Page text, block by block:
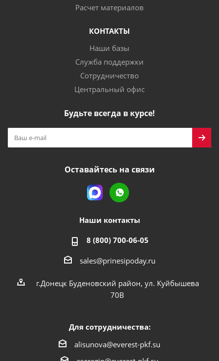
Расчет материалов
КОНТАКТЫ
Наши базы
Служба поддержки
Сотрудничество
Центральный офис
Будьте всегда в курсе!
Оставайтесь на связи
Наши контакты
8 (800) 700-06-05
sales@prinesipoday.ru
г.Донецк Буденовский район, ул. Куйбышева
70В
Для сотрудничества:
alisunova@everest-pkf.su